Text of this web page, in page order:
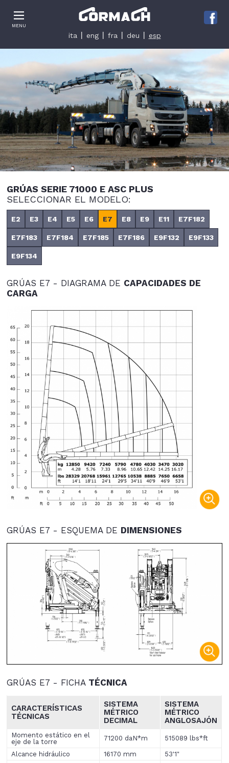
MENU
ita eng fra deu esp
GRÚAS SERIE 71000 E ASC PLUS
SELECCIONAR EL MODELO:
E2 E3 E4 E5 E6 E7 E8 E9 E11 E7F182
E7F183 E7F184 E7F185 E7F186 E9F132 E9F133
E9F134
GRÚAS E7 - DIAGRAMA DE CAPACIDADES DE
CARGA
GRÚAS E7 - ESQUEMA DE DIMENSIONES
GRÚAS E7 - FICHA TÉCNICA
CARACTERÍSTICAS
TÉCNICAS
SISTEMA
MÉTRICO
DECIMAL
SISTEMA
MÉTRICO
ANGLOSAJÓN
Momento estático en el
eje de la torre
71200 daN*m 515089 lbs*ft
Alcance hidráulico 16170 mm
53'1"
Informativa sulla raccolta
Le tue preferenze relative alla privacy